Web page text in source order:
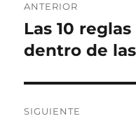
de
entradas
ANTERIOR
Entrada
anterior:
Las 10
dentro de
SIGUIENTE